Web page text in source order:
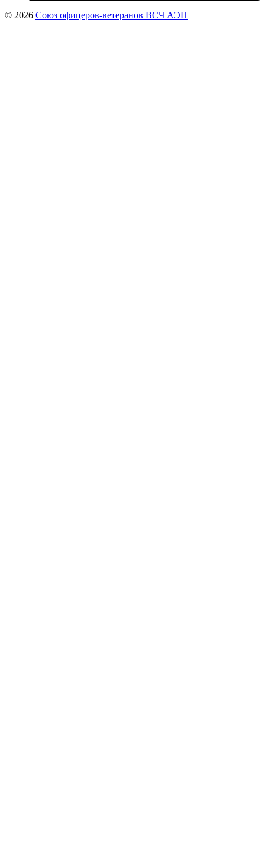
© 2026 Союз офицеров-ветеранов ВСЧ АЭП